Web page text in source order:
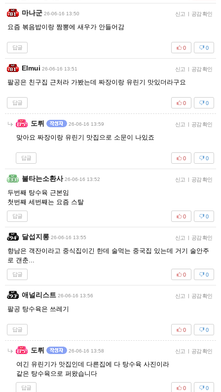
마나군 26-06-16 13:50 신고 공감 확인
요즘 볶음밥이랑 짬뽕에 새우가 안들어감
답글 0
0
Elmui 26-06-16 13:51 신고 공감 확인
팔공은 친구집 근처라 가봤는데 짜장이랑 유린기 맛있더라구요
답글 0
0
도뤼 26-06-16 13:59 신고 공감 확인
맞아요 짜장이랑 유린기 맛집으로 소문이 나있죠
답글 0
0
불타는소환사 26-06-16 13:52 신고 공감 확인
두번째 탕수육 근본임
첫번째 세번째는 요즘 스탈
답글 0
0
달섭지롱 26-06-16 13:55 신고 공감 확인
향남은 객잔이라고 중식집이긴 한데 술먹는 중국집 있는데 거기 술안주
로 갠춘...
답글 0
0
애널리스트 26-06-16 13:56 신고 공감 확인
팔공 탕수육은 쓰레기
답글 0
0
도뤼 26-06-16 13:58 신고 공감 확인
여긴 유린기가 맛집인데 다른집에 다 탕수육 사진이라
같은 탕수육으로 퍼왔습니다
답글 0
0